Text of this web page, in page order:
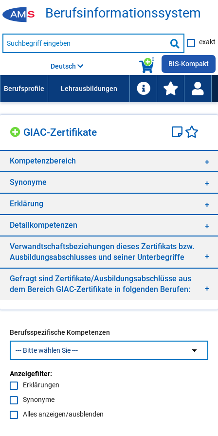
Be­rufs­in­for­ma­ti­ons­sys­tem
Suche
nach
Suche
starten
exakt
0
Deutsch BIS-Kompakt
GIAC-Zer­ti­fi­ka­te
Kom­pe­tenz­be­reich
Syn­ony­me
Er­klä­rung
De­tail­kom­pe­ten­zen
Ver­wandt­schafts­be­zie­hun­gen die­ses Zer­ti­fi­kats bzw.
Aus­bil­dungs­ab­schlus­ses und sei­ner Un­ter­be­grif­fe
Ge­fragt sind Zer­ti­fi­ka­te/​Aus­bil­dungs­ab­schlüs­se aus
dem Be­reich GIAC-Zer­ti­fi­ka­te in fol­gen­den Be­ru­fen:
Berufsspezifische Kompetenzen
Anzeigefilter:
Erklärungen
Synonyme
Alles anzeigen/ausblenden